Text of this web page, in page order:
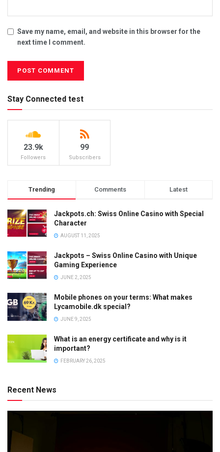
Save my name, email, and website in this browser for the
next time I comment.
Stay Connected test
23.9k
Followers
99
Subscribers
Trending Comments Latest
Jackpots.ch: Swiss Online Casino with Special
Character
AUGUST 11, 2025
Jackpots – Swiss Online Casino with Unique
Gaming Experience
JUNE 2, 2025
Mobile phones on your terms: What makes
Lycamobile.dk special?
JUNE 9, 2025
What is an energy certificate and why is it
important?
FEBRUARY 26, 2025
Recent News